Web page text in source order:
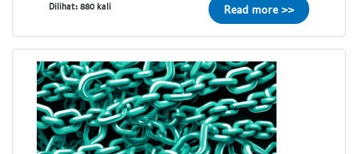
Dilihat: 880 kali Read more >>